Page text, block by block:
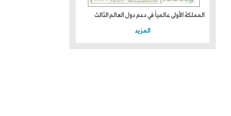
المملكة الأولى عالمياً في دعم دول العالم الثالث
المزيد